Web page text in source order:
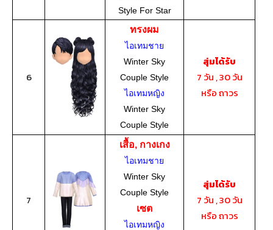
Style For Star
6
ทรงผม
ไอเทมชาย
Winter Sky
Couple Style
ไอเทมหญิง
Winter Sky
Couple Style
สุ่มได้รับ
7 วัน , 30 วัน
หรือ ถาวร
7
เสื้อ, กางเกง
ไอเทมชาย
Winter Sky
Couple Style
เซต
ไอเทมหญิง
สุ่มได้รับ
7 วัน , 30 วัน
หรือ ถาวร